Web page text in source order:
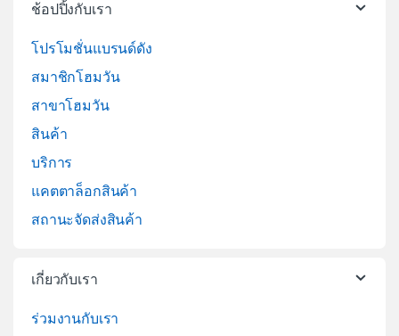
ช้อปปิ้งกับเรา
โปรโมชั่นแบรนด์ดัง
สมาชิกโฮมวัน
สาขาโฮมวัน
สินค้า
บริการ
แคตตาล็อกสินค้า
สถานะจัดส่งสินค้า
เกี่ยวกับเรา
ร่วมงานกับเรา